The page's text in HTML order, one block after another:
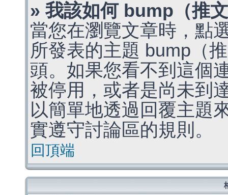
» 我該如何 bump（推
當您在瀏覽文章時，點
所發表的主題 bump（
頭。如果您看不到這個
被停用，或者是尚未到
以簡單地透過回覆主題
實遵守討論區的規則。
回頂端